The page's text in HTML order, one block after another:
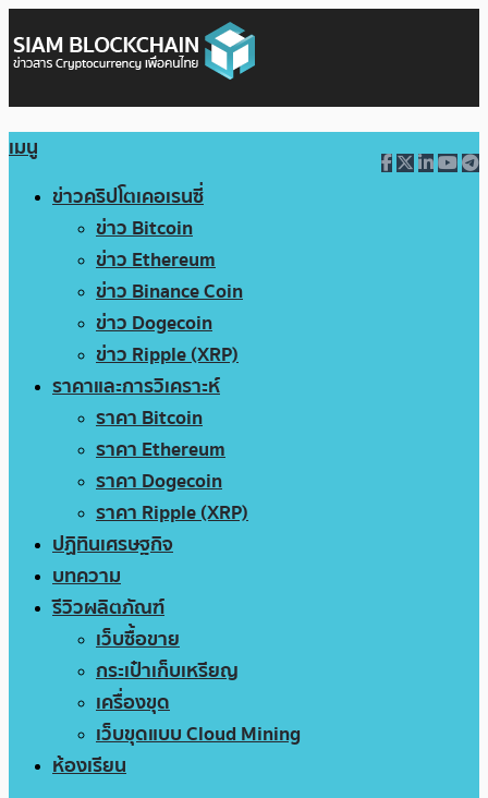
เมนู
ข่าวคริปโตเคอเรนซี่
ข่าว Bitcoin
ข่าว Ethereum
ข่าว Binance Coin
ข่าว Dogecoin
ข่าว Ripple (XRP)
ราคาและการวิเคราะห์
ราคา Bitcoin
ราคา Ethereum
ราคา Dogecoin
ราคา Ripple (XRP)
ปฏิทินเศรษฐกิจ
บทความ
รีวิวผลิตภัณฑ์
เว็บซื้อขาย
กระเป๋าเก็บเหรียญ
เครื่องขุด
เว็บขุดแบบ Cloud Mining
ห้องเรียน